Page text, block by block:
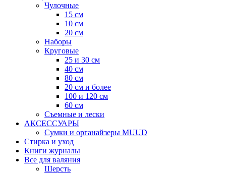
Чулочные
15 см
10 см
20 см
Наборы
Круговые
25 и 30 см
40 см
80 см
20 см и более
100 и 120 см
60 см
Съемные и лески
АКСЕССУАРЫ
Сумки и органайзеры MUUD
Стирка и уход
Книги журналы
Все для валяния
Шерсть